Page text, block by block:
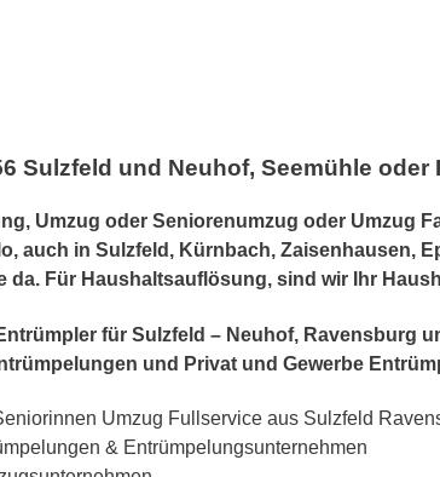
Sulzfeld und Neuhof, Seemühle oder
Umzug oder Seniorenumzug oder Umzug
in Sulzfeld, Kürnbach, Zaisenhausen,
da. Für Haushaltsauflösung, sind wir Ihr
für Sulzfeld – Neuhof,
und Privat und Gewerbe
Umzug Fullservice aus Sulzfeld
& Entrümpelungsunternehmen